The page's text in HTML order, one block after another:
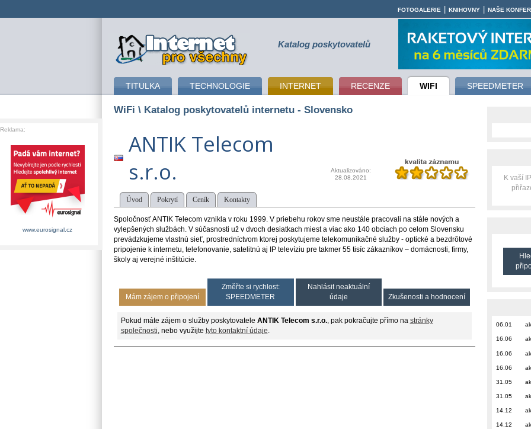
připojení k internetu Katalog poskytovatelů
TITULKA TECHNOLOGIE INTERNET RECENZE WIFI SPEEDMETER
FOTOGALERIE KNIHOVNY NAŠE
WiFi \ Katalog poskytovatelů internetu - Slovensko
ANTIK Telecom
s.r.o.
Aktualizováno:
28.08.2021
Úvod Pokrytí Ceník Kontakty
Spoločnosť ANTIK Telecom vznikla v roku 1999. V priebehu rokov sme neustále pracovali na stále nových a
vylepšených službách. V súčasnosti už v dvoch desiatkach miest a viac ako 140 obciach po celom Slovensku
prevádzkujeme vlastnú sieť, prostredníctvom ktorej poskytujeme telekomunikačné služby - optické a bezdrôtové
pripojenie k internetu, telefonovanie, satelitnú aj IP televíziu pre takmer 55 tisíc zákazníkov – domácnosti, firmy,
školy aj verejné inštitúcie.
Mám zájem o připojení
Změřte si rychlost:
SPEEDMETER
Nahlásit neaktuální
údaje
Zkušenosti a hodnocení
Pokud máte zájem o služby poskytovatele ANTIK Telecom s.r.o., pak pokračujte přímo na stránky
společnosti , nebo využijte tyto kontaktní údaje
K vaší
06.01
16.06
16.06
16.06
31.05
31.05
14.12
14.12
Reklama:
www.eurosignal.cz